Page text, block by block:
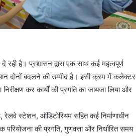
रही है। प्रशासन द्वारा एक साथ कई महत्वपूर्ण
दोनों बदलने की उम्मीद है। इसी क्रम में कलेक्टर
कर कार्यों की प्रगति का जायजा लिया और
रेलवे स्टेशन, ऑडिटोरियम सहित कई निर्माणाधीन
की प्रगति, गुणवत्ता और निर्धारित समय